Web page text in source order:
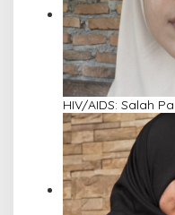
HIV/AIDS: Salah